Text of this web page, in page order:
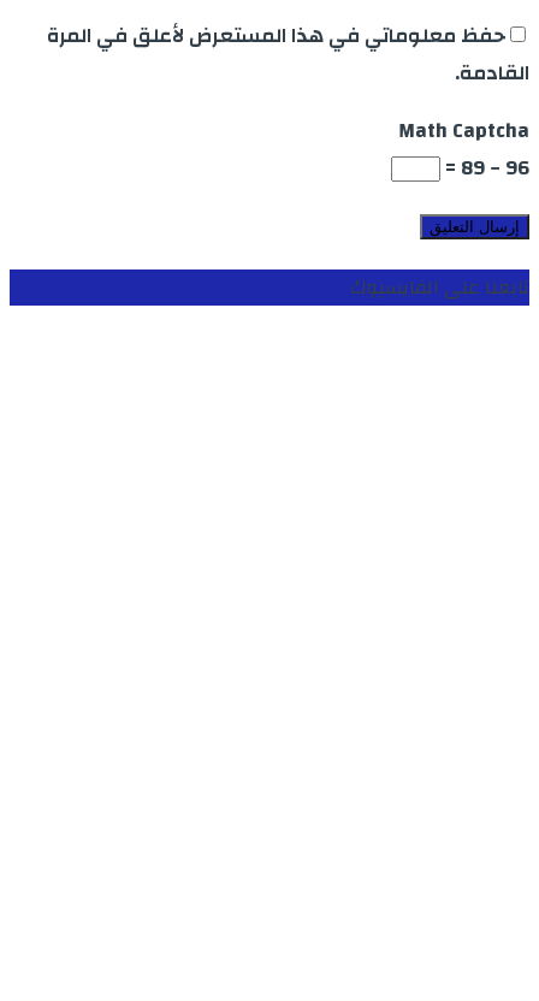
حفظ معلوماتي في هذا المستعرض لأعلق في المرة
القادمة.
Math Captcha
96 − 89 =
تابعنا على الفايسبوك